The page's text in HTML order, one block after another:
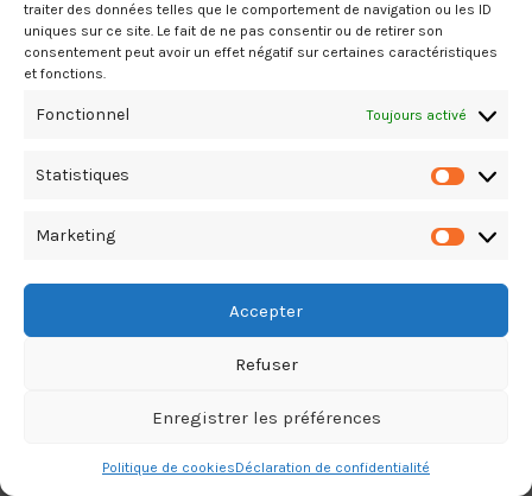
traiter des données telles que le comportement de navigation ou les ID
uniques sur ce site. Le fait de ne pas consentir ou de retirer son
consentement peut avoir un effet négatif sur certaines caractéristiques
et fonctions.
Fonctionnel Toujours activé
Statistiques
Marketing
Accepter
Refuser
Enregistrer les préférences
Politique de cookiesDéclaration de confidentialité
TikTok